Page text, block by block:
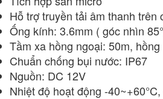
Hỗ trợ truyền tải âm thanh trên
Ống kính: 3.6mm ( góc nhìn
Tầm xa hồng ngoại: 50m,
Chuẩn chống bụi nước: IP67
Nguồn: DC 12V
Nhiệt độ hoạt động -